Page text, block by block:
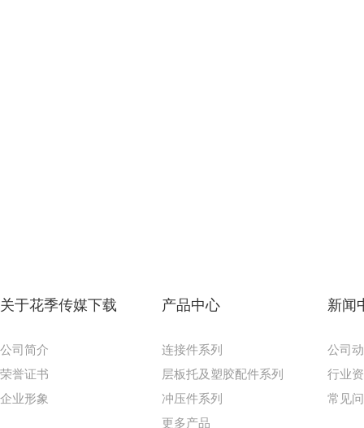
关于花季传媒下载
公司简介
荣誉证书
企业形象
产品中心
连接件系列
层板托及塑胶配件系列
冲压件系列
更多产品
新闻
公司
行业
常见